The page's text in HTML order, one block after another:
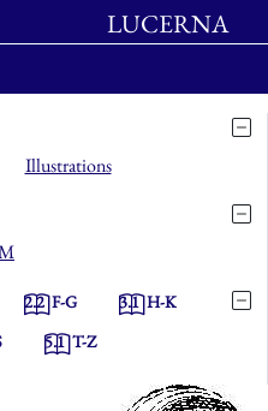
LUCERNA
Illustrations
2.2F-G 3.1H-K
5.1T-Z